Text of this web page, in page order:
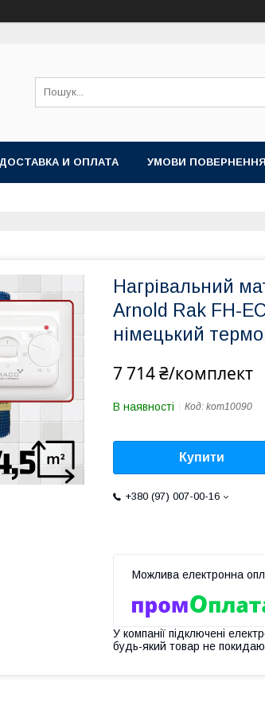
ДОСТАВКА И ОПЛАТА УМОВИ
Нагрівальний
Arnold Rak FH-
німецький
7 714 ₴/комплект
В наявності Код: kom10090
Купити
+380 (97) 007-00-16
У компанії підключені
будь-який товар не